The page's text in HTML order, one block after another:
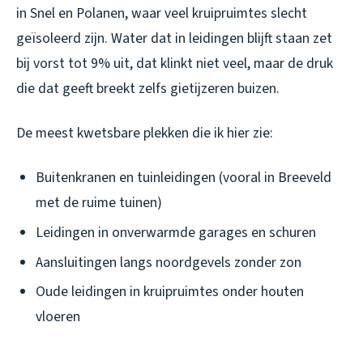
in Snel en Polanen, waar veel kruipruimtes slecht
geïsoleerd zijn. Water dat in leidingen blijft staan zet
bij vorst tot 9% uit, dat klinkt niet veel, maar de druk
die dat geeft breekt zelfs gietijzeren buizen.
De meest kwetsbare plekken die ik hier zie:
Buitenkranen en tuinleidingen (vooral in Breeveld
met de ruime tuinen)
Leidingen in onverwarmde garages en schuren
Aansluitingen langs noordgevels zonder zon
Oude leidingen in kruipruimtes onder houten
vloeren